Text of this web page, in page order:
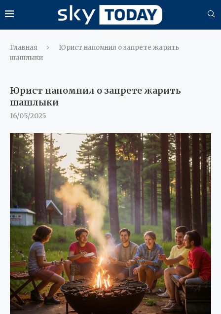
Главная
Юрист напомнил о запрете жарить
шашлыки
Юрист напомнил о запрете жарить
шашлыки
16/05/2025